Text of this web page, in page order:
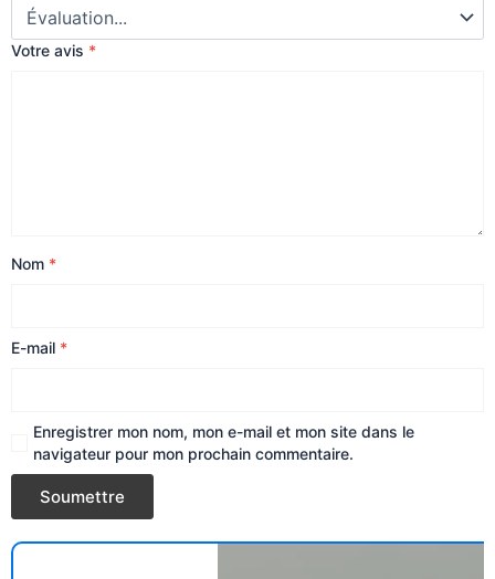
Votre avis *
Nom *
E-mail *
Enregistrer mon nom, mon e-mail et mon site dans le
navigateur pour mon prochain commentaire.